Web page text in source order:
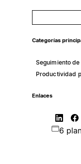
Categorías
Seguimiento
Productividad
Enlaces
6